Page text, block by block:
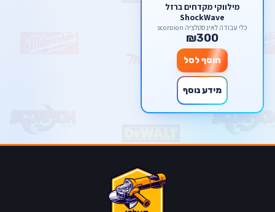
מילווקי מקדחים ברזל
ShockWave
כלי עבודה לאינסטלציה scorpion
₪300
הוסף לסל
מידע נוסף